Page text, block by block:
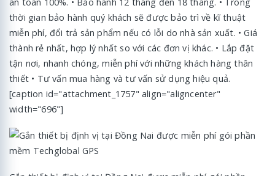
an toàn 100%. • Bảo hành 12 tháng đến 18 tháng. • Trong
thời gian bảo hành quý khách sẽ được bảo trì về kĩ thuật
miễn phí, đổi trả sản phẩm nếu có lỗi do nhà sản xuất. • Giá
thành rẻ nhất, hợp lý nhất so với các đơn vị khác. • Lắp đặt
tận nơi, nhanh chóng, miễn phí với những khách hàng thân
thiết • Tư vấn mua hàng và tư vấn sử dụng hiệu quả.
[caption id="attachment_1757" align="aligncenter"
width="696"]